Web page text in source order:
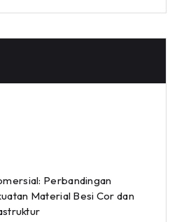
Perbandingan
Material Besi Cor dan